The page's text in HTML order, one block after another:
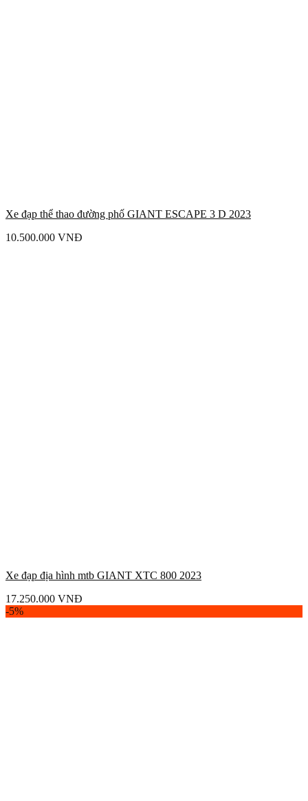
Xe đạp thể thao đường phố GIANT ESCAPE 3 D 2023
10.500.000 VNĐ
Xe đạp địa hình mtb GIANT XTC 800 2023
17.250.000 VNĐ
-5%